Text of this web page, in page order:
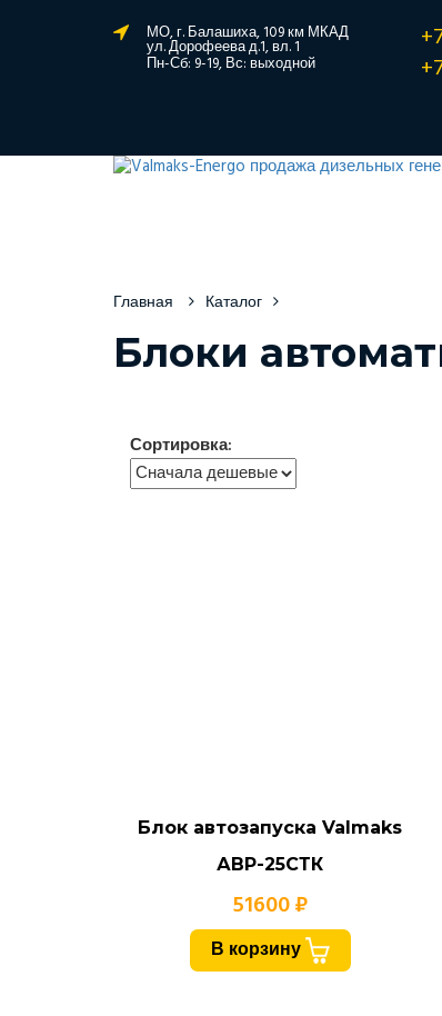
МО, г. Балашиха, 109 км МКАД
ул. Дорофеева д.1, вл. 1
Пн-Сб: 9-19, Вс: выходной
Главная Каталог
Блоки
Сортировка:
Блок автозапуска Valmaks
АВР-25СТК
51600 ₽
В корзину